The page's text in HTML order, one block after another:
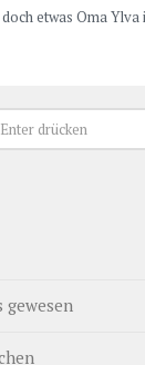
etwas Oma Ylva
gewesen